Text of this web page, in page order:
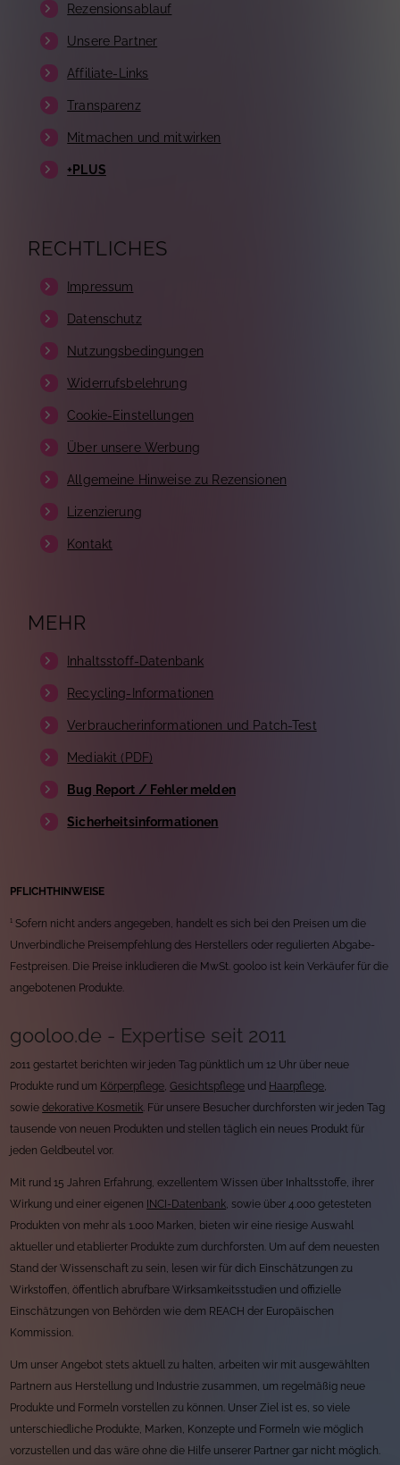
Rezensionsablauf
Unsere Partner
Affiliate-Links
Transparenz
Mitmachen und mitwirken
+PLUS
RECHTLICHES
Impressum
Datenschutz
Nutzungsbedingungen
Widerrufsbelehrung
Cookie-Einstellungen
Über unsere Werbung
Allgemeine Hinweise zu Rezensionen
Lizenzierung
Kontakt
MEHR
Inhaltsstoff-Datenbank
Recycling-Informationen
Verbraucherinformationen und Patch-Test
Mediakit (PDF)
Bug Report / Fehler melden
Sicherheitsinformationen
PFLICHTHINWEISE
¹ Sofern nicht anders angegeben, handelt es sich bei den Preisen um die
Unverbindliche Preisempfehlung des Herstellers oder regulierten Abgabe-
Festpreisen. Die Preise inkludieren die MwSt. gooloo ist kein Verkäufer für die
angebotenen Produkte.
gooloo.de - Expertise seit 2011
2011 gestartet berichten wir jeden Tag pünktlich um 12 Uhr über neue
Produkte rund um Körperpflege,Gesichtspflege und Haarpflege,
sowiedekorative Kosmetik. Für unsere Besucher durchforsten wir jeden Tag
tausende von neuen Produkten und stellen täglich ein neues Produkt für
jeden Geldbeutel vor.
Mit rund 15 Jahren Erfahrung, exzellentem Wissen über Inhaltsstoffe, ihrer
Wirkung und einer eigenen
INCI-Datenbank, sowie über 4.000 getesteten
Produkten von mehr als 1.000 Marken, bieten wir eine riesige Auswahl
aktueller und etablierter Produkte zum durchforsten. Um auf dem neuesten
Stand der Wissenschaft zu sein, lesen wir für dich Einschätzungen zu
Wirkstoffen, öffentlich abrufbare Wirksamkeitsstudien und offizielle
Einschätzungen von Behörden wie dem REACH der Europäischen
Kommission.
Um unser Angebot stets aktuell zu halten, arbeiten wir mit ausgewählten
Partnern aus Herstellung und Industrie zusammen, um regelmäßig neue
Produkte und Formeln vorstellen zu können. Unser Ziel ist es, so viele
unterschiedliche Produkte, Marken, Konzepte und Formeln wie möglich
vorzustellen und das wäre ohne die Hilfe unserer Partner gar nicht möglich.